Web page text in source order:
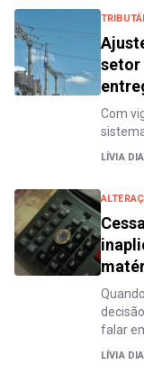
setor
Com
LÍVIA
falar
LÍVIA